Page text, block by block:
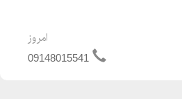
قارچ ، گوشت ، کشک ، انگور برای تهیه
کشمش بکار می رود. دستگاه میوه خ...
امروز
09148015541